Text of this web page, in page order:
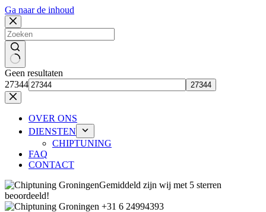
Ga naar de inhoud
Geen resultaten
27344
OVER ONS
DIENSTEN
CHIPTUNING
FAQ
CONTACT
Gemiddeld zijn wij met 5 sterren
beoordeeld!
+31 6 24994393